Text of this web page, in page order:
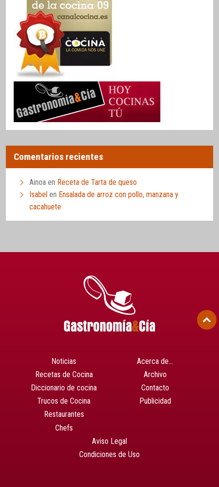
Comentarios recientes
Ainoa en Receta de Tarta de queso
Isabel en Ensalada de arroz con pollo, manzana y
cacahuete
Noticias
Recetas de Cocina
Diccionario de cocina
Trucos de Cocina
Restaurantes
Chefs
Acerca de…
Archivo
Contacto
Publicidad
Aviso Legal
Condiciones de Uso